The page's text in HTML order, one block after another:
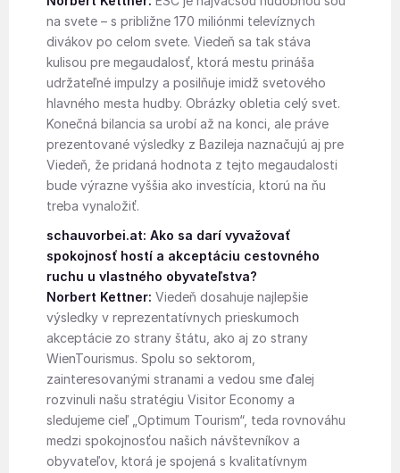
na svete – s približne 170 miliónmi televíznych
divákov po celom svete. Viedeň sa tak stáva
kulisou pre megaudalosť, ktorá mestu prináša
udržateľné impulzy a posilňuje imidž svetového
hlavného mesta hudby. Obrázky obletia celý svet.
Konečná bilancia sa urobí až na konci, ale práve
prezentované výsledky z Bazileja naznačujú aj pre
Viedeň, že pridaná hodnota z tejto megaudalosti
bude výrazne vyššia ako investícia, ktorú na ňu
treba vynaložiť.
schauvorbei.at: Ako sa darí vyvažovať
spokojnosť hostí a akceptáciu cestovného
ruchu u vlastného obyvateľstva?
Norbert Kettner: Viedeň dosahuje najlepšie
výsledky v reprezentatívnych prieskumoch
akceptácie zo strany štátu, ako aj zo strany
WienTourismus. Spolu so sektorom,
zainteresovanými stranami a vedou sme ďalej
rozvinuli našu stratégiu Visitor Economy a
sledujeme cieľ „Optimum Tourism“, teda rovnováhu
medzi spokojnosťou našich návštevníkov a
obyvateľov, ktorá je spojená s kvalitatívnym